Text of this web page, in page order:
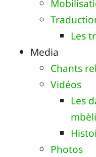
Les
Media
Chants
Vidéos
Les
Photos